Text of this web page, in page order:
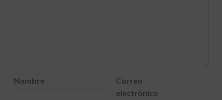
Nombre
Correo
electrónico